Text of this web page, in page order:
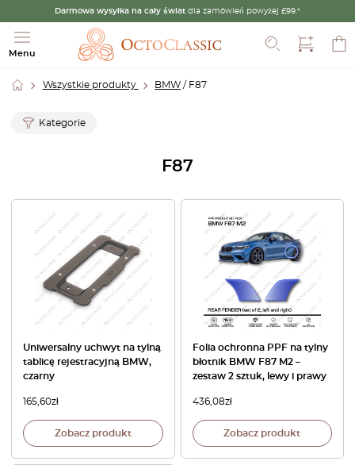
Darmowa wysyłka na cały świat dla zamówień powyżej £99.*
Menu
Szukaj
Wszystkie produkty BMW / F87
Kategorie
F87
Uniwersalny uchwyt na tylną
tablicę rejestracyjną BMW,
czarny
165,60zł
Zobacz produkt
Folia ochronna PPF na tylny
błotnik BMW F87 M2 –
zestaw 2 sztuk, lewy i prawy
436,08zł
Zobacz produkt